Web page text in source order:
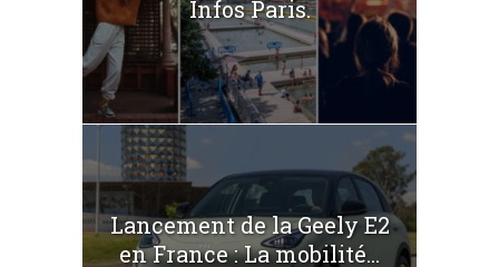
Infos Paris.
Lancement de la Geely E2
en France : La mobilité...